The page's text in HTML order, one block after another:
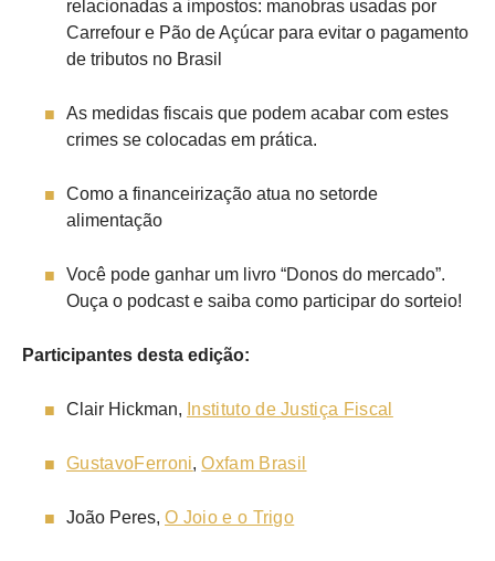
relacionadas a impostos: manobras usadas por
Carrefour e Pão de Açúcar para evitar o pagamento
de tributos no Brasil
As medidas fiscais que podem acabar com estes
crimes se colocadas em prática.
Como a financeirização atua no setorde
alimentação
Você pode ganhar um livro “Donos do mercado”.
Ouça o podcast e saiba como participar do sorteio!
Participantes desta edição:
Clair Hickman, Instituto de Justiça Fiscal
GustavoFerroni,Oxfam Brasil
João Peres, O Joio e o Trigo